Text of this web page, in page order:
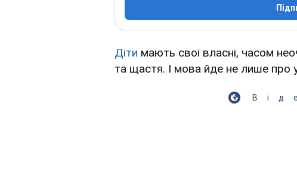
Діти мають свої власні, часом
та щастя. І мова йде не лише про